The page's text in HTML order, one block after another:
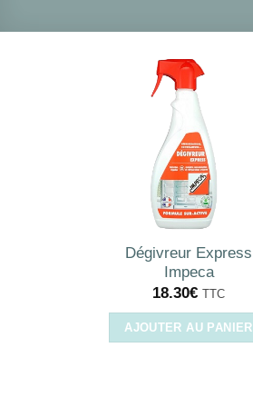
Dégivreur Express
Impeca
18.30€ TTC
AJOUTER AU PANIER